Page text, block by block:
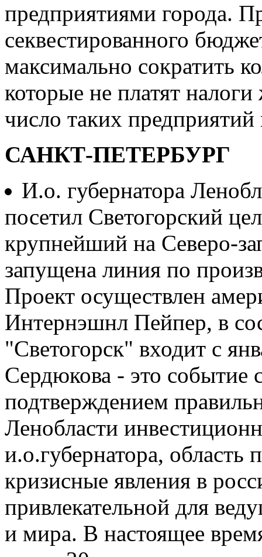
предприятиями города.
секвестированного
максимально сократить
которые не платят
число таких
САНКТ-ПЕТЕРБУРГ
И.о. губернатора
посетил Светогорский
крупнейший на Северо-
запущена линия по
Проект осуществлен
Интернэшнл Пейпер, в
"Светогорск" входит с
Сердюкова - это событие
подтверждением
Ленобласти
и.о.губернатора,
кризисные явления в
привлекательной для
и мира. В настоящее